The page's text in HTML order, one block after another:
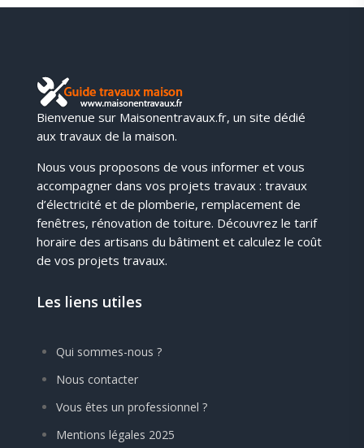
Bienvenue sur Maisonentravaux.fr, un site dédié
aux travaux de la maison.
Nous vous proposons de vous informer et vous
accompagner dans vos projets travaux : travaux
d’électricité et de plomberie, remplacement de
fenêtres, rénovation de toiture. Découvrez le tarif
horaire des artisans du bâtiment et calculez le coût
de vos projets travaux.
Les liens utiles
Qui sommes-nous ?
Nous contacter
Vous êtes un professionnel ?
Mentions légales 2025